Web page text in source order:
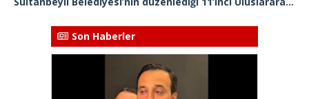
Son Haberler